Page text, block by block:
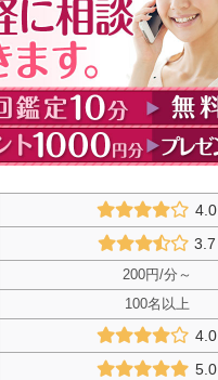
4.0
3.7
200円/分～
100名以上
4.0
5.0